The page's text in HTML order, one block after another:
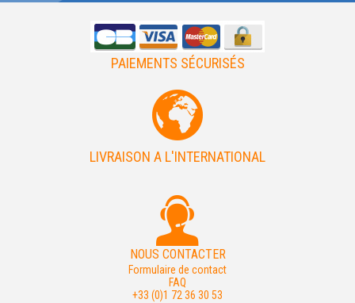
PAIEMENTS SÉCURISÉS
LIVRAISON A L'INTERNATIONAL
NOUS CONTACTER
Formulaire de contact
FAQ
+33 (0)1 72 36 30 53